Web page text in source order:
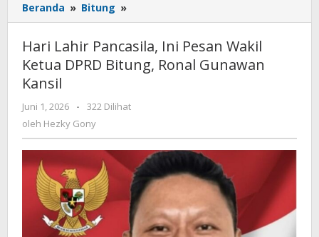
Beranda » Bitung »
Lahir
Pancasila,
Ini
Pesan
DPRD
Ronal
Gunawan
Kansil
Hari Lahir Pancasila, Ini Pesan Wakil
Ketua DPRD Bitung, Ronal Gunawan
Kansil
Juni 1, 2026
oleh
Hezky
Gony
-
322 Dilihat
oleh Hezky Gony